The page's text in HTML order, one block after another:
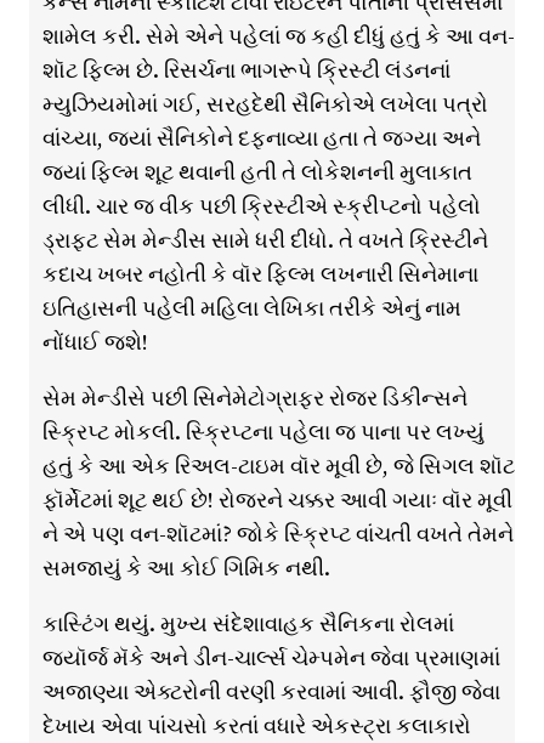
શામેલ કરી. સેમે એને પહેલાં જ કહી દીધું હતું કે આ વન-
શૉટ ફિલ્મ છે. રિસર્ચના ભાગરૂપે ક્રિસ્ટી લંડનનાં
મ્યુઝિયમોમાં ગઈ, સરહદેથી સૈનિકોએ લખેલા પત્રો
વાંચ્યા, જ્યાં સૈનિકોને દફનાવ્યા હતા તે જગ્યા અને
જ્યાં ફિલ્મ શૂટ થવાની હતી તે લોકેશનની મુલાકાત
લીધી. ચાર જ વીક પછી ક્રિસ્ટીએ સ્ક્રીપ્ટનો પહેલો
ડ્રાફ્ટ સેમ મેન્ડીસ સામે ધરી દીધો. તે વખતે ક્રિસ્ટીને
કદાચ ખબર નહોતી કે વૉર ફિલ્મ લખનારી સિનેમાના
ઇતિહાસની પહેલી મહિલા લેખિકા તરીકે એનું નામ
નોંધાઈ જશે!
સેમ મેન્ડીસે પછી સિનેમેટોગ્રાફર રોજર ડિકીન્સને
સ્ક્રિપ્ટ મોકલી. સ્ક્રિપ્ટના પહેલા જ પાના પર લખ્યું
હતું કે આ એક રિઅલ-ટાઇમ વૉર મૂવી છે, જે સિગલ શૉટ
ફૉર્મેટમાં શૂટ થઈ છે! રોજરને ચક્કર આવી ગયાઃ વૉર મૂવી
ને એ પણ વન-શૉટમાં? જોકે સ્ક્રિપ્ટ વાંચતી વખતે તેમને
સમજાયું કે આ કોઈ ગિમિક નથી.
કાસ્ટિંગ થયું. મુખ્ય સંદેશાવાહક સૈનિકના રોલમાં
જ્યૉર્જ મૅકે અને ડીન-ચાર્લ્સ ચેમ્પમેન જેવા પ્રમાણમાં
અજાણ્યા એક્ટરોની વરણી કરવામાં આવી. ફૌજી જેવા
દેખાય એવા પાંચસો કરતાં વધારે એકસ્ટ્રા કલાકારો